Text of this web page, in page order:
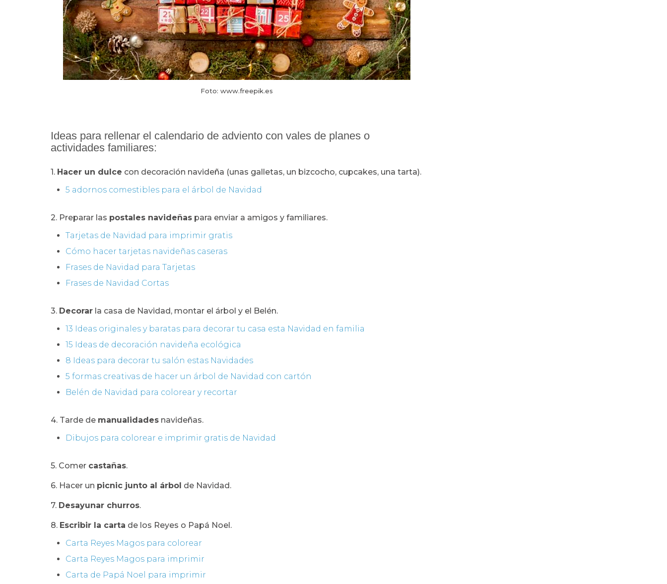
Foto: www.freepik.es
Ideas para rellenar el calendario de adviento con vales de planes o
actividades familiares:
1. Hacer un dulce con decoración navideña (unas galletas, un bizcocho, cupcakes, una tarta).
5 adornos comestibles para el árbol de Navidad
2. Preparar las postales navideñas para enviar a amigos y familiares.
Tarjetas de Navidad para imprimir gratis
Cómo hacer tarjetas navideñas caseras
Frases de Navidad para Tarjetas
Frases de Navidad Cortas
3. Decorar la casa de Navidad, montar el árbol y el Belén.
13 Ideas originales y baratas para decorar tu casa esta Navidad en familia
15 Ideas de decoración navideña ecológica
8 Ideas para decorar tu salón estas Navidades
5 formas creativas de hacer un árbol de Navidad con cartón
Belén de Navidad para colorear y recortar
4. Tarde de manualidades navideñas.
Dibujos para colorear e imprimir gratis de Navidad
5. Comer castañas.
6. Hacer un picnic junto al árbol de Navidad.
7. Desayunar churros.
8. Escribir la carta de los Reyes o Papá Noel.
Carta Reyes Magos para colorear
Carta Reyes Magos para imprimir
Carta de Papá Noel para imprimir